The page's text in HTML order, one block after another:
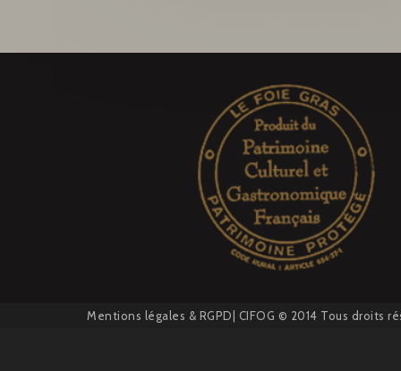
Mentions légales & RGPD | CIFOG © 2014 Tous droits